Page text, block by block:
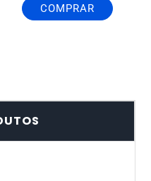
COMPRAR